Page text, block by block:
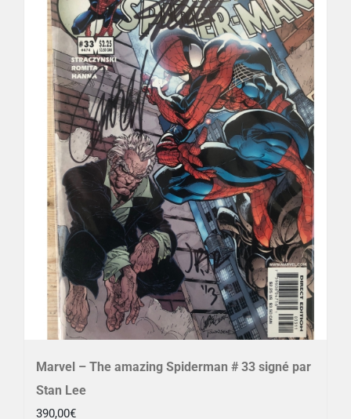
Marvel – The amazing Spiderman # 33 signé par
Stan Lee
390,00€